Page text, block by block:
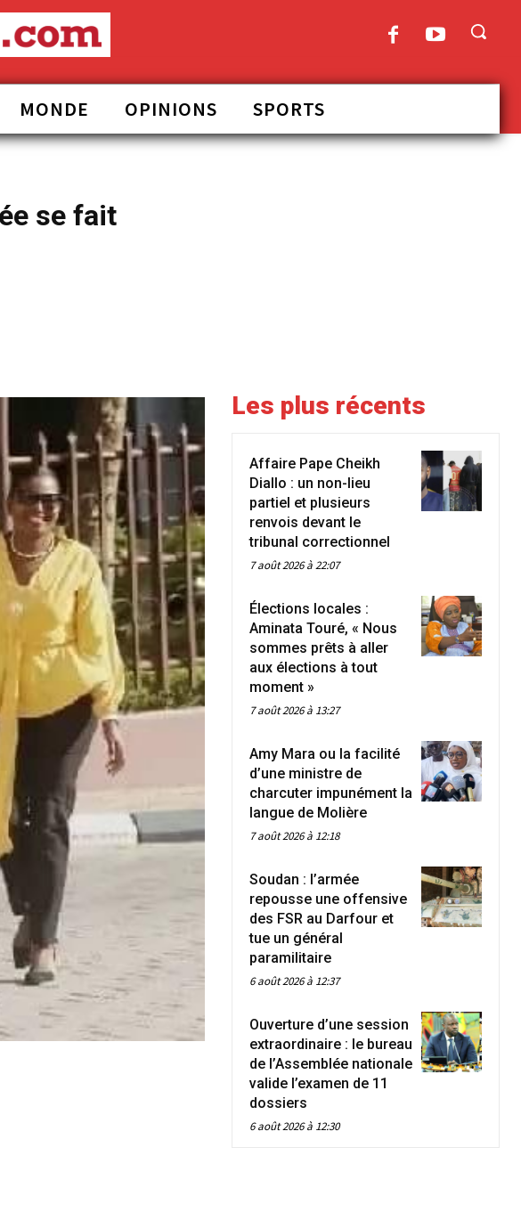
MONDE OPINIONS SPORTS
se fait
Les plus récents
Affaire Pape Cheikh
Diallo : un non-lieu
partiel et plusieurs
renvois devant le
tribunal correctionnel
7 août 2026 à 22:07
Élections locales :
Aminata Touré, « Nous
sommes prêts à aller
aux élections à tout
moment »
7 août 2026 à 13:27
Amy Mara ou la facilité
d’une ministre de
charcuter impunément la
langue de Molière
7 août 2026 à 12:18
Soudan : l’armée
repousse une offensive
des FSR au Darfour et
tue un général
paramilitaire
6 août 2026 à 12:37
Ouverture d’une session
extraordinaire : le bureau
de l’Assemblée nationale
valide l’examen de 11
dossiers
6 août 2026 à 12:30